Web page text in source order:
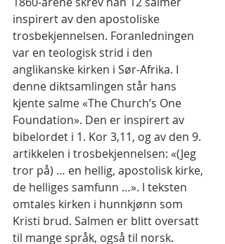
inspirert av den apostoliske
trosbekjennelsen. Foranledningen
var en teologisk strid i den
anglikanske kirken i Sør-Afrika. I
denne diktsamlingen står hans
kjente salme «The Church’s One
Foundation». Den er inspirert av
bibelordet i 1. Kor 3,11, og av den 9.
artikkelen i trosbekjennelsen: «(Jeg
tror på) … en hellig, apostolisk kirke,
de helliges samfunn …». I teksten
omtales kirken i hunnkjønn som
Kristi brud. Salmen er blitt oversatt
til mange språk, også til norsk.